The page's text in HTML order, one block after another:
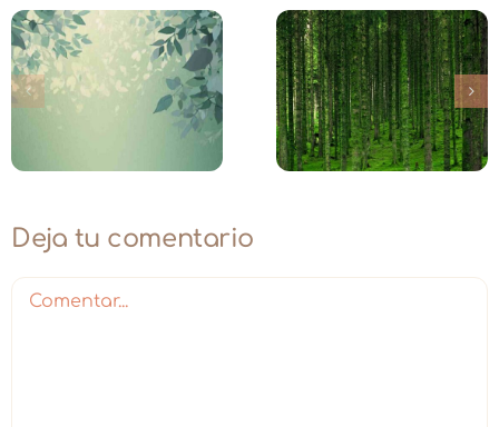
Ordenar la
energía interna –
Bosque 2026
Equinoccio
primavera
¡Vamos a
meditar al
Bosque!
Deja tu comentario
Comentar